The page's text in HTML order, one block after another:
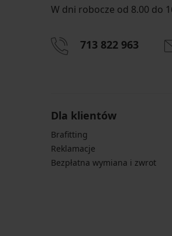
W dni robocze od 8.00 do
713 822 963
Dla klientów
Brafitting
Reklamacje
Bezpłatna wymiana i zwrot